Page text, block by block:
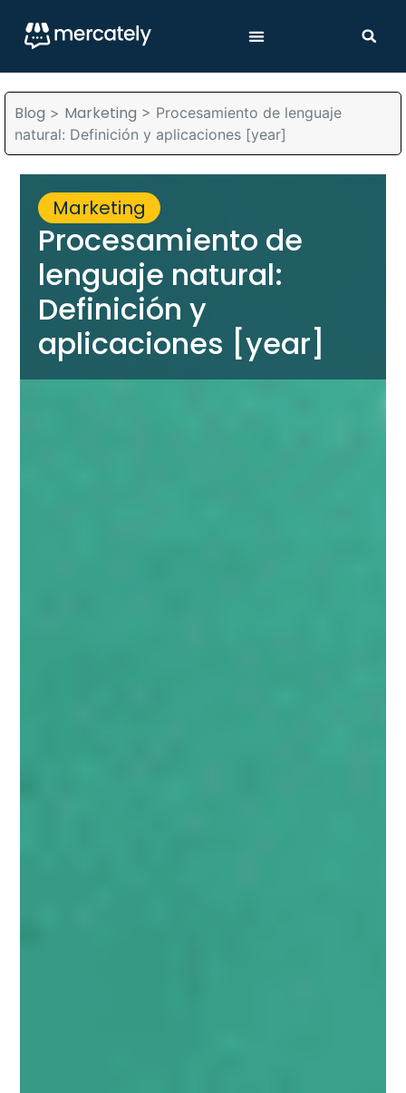
Blog > Marketing > Procesamiento de lenguaje
natural: Definición y aplicaciones [year]
Marketing
Procesamiento de
lenguaje natural:
Definición y
aplicaciones [year]